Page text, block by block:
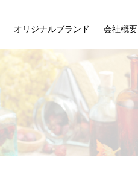
オリジナルブランド 会社概要